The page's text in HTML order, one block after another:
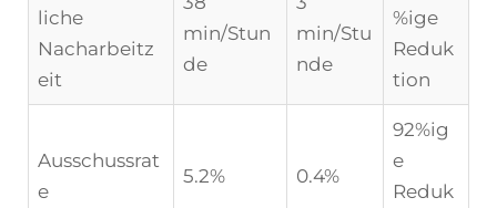
liche
Nacharbeitz
eit
min/Stun
de
min/Stu
nde
%ige
Reduk
tion
Ausschussrat
e
5.2% 0.4%
92%ig
e
Reduk